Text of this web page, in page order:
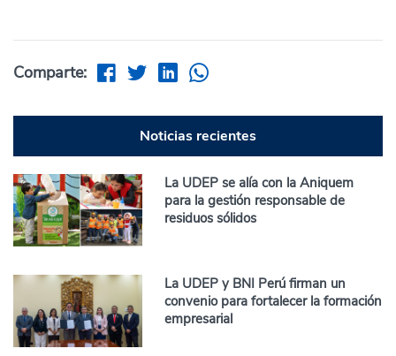
Comparte:
Noticias recientes
La UDEP se alía con la Aniquem
para la gestión responsable de
residuos sólidos
La UDEP y BNI Perú firman un
convenio para fortalecer la formación
empresarial